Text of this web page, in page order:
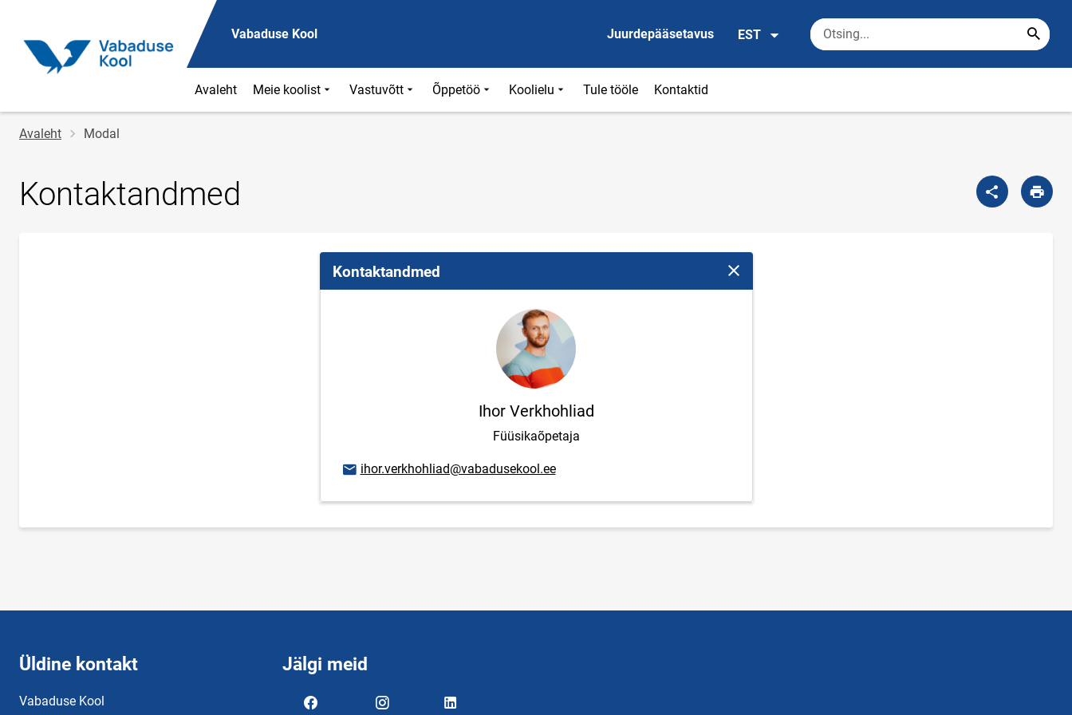
Vabaduse Kool Juurdepääsetavus EST
Avaleht Meie koolist Vastuvõtt Õppetöö Koolielu Tule tööle Kontaktid
Jälglink
Avaleht Modal
Kontaktandmed
Kontaktandmed Sulge modaalaken
Ihor Verkhohliad
Füüsikaõpetaja
E-posti aadress
ihor.verkhohliad@vabadusekool.ee
Üldine kontakt
Vabaduse Kool
Jälgi meid